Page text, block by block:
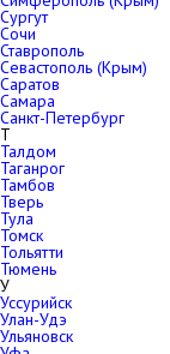
Сургут
Сочи
Ставрополь
Севастополь (Крым)
Саратов
Самара
Санкт-Петербург
Т
Талдом
Таганрог
Тамбов
Тверь
Тула
Томск
Тольятти
Тюмень
У
Уссурийск
Улан-Удэ
Ульяновск